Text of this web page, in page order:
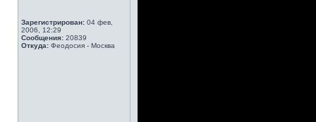
Зарегистрирован: 04 фев,
2006, 12:29
Сообщения: 20839
Откуда: Феодосия - Москва